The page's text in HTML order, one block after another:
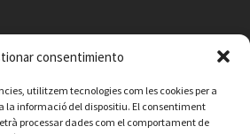
consentimiento
utilitzem tecnologies com les cookies per a
informació del dispositiu. El consentiment
processar dades com el comportament de